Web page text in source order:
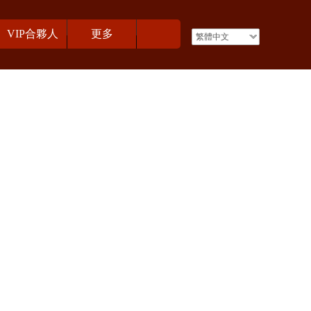
VIP合夥人 更多 繁體中文